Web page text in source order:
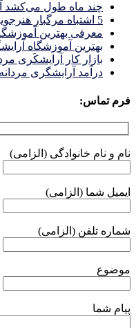
چند ماه طول می‌کشد
5 اشتباه مرگبار هنرجویان آرایشگری مردانه در کرج
معرفی بهترین
بهترین آموزشگاه
بازار كار آرايشكَرى
درآمد آرایشگری
فرم تماس:
نام و نام خانوادگی (الزامی)
ایمیل شما (الزامی)
شماره تلفن (الزامی)
موضوع
پیام شما